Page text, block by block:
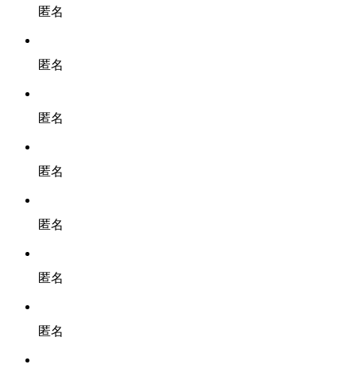
匿名
匿名
匿名
匿名
匿名
匿名
匿名